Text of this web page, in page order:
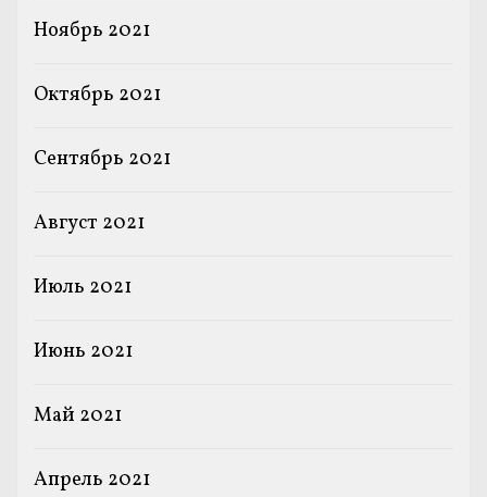
Ноябрь 2021
Октябрь 2021
Сентябрь 2021
Август 2021
Июль 2021
Июнь 2021
Май 2021
Апрель 2021